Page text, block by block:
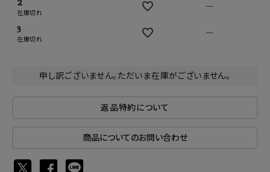
2
在庫切れ
—
3
在庫切れ
—
申し訳ございません。ただいま在庫がございません。
返品特約について
商品についてのお問い合わせ